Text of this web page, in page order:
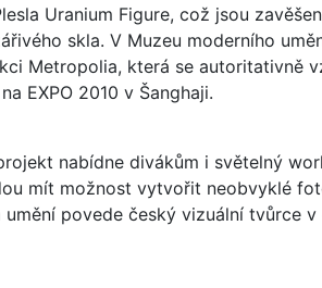
Uranium Figure, což jsou
skla. V Muzeu moderního
Metropolia, která se autoritativně
EXPO 2010 v Šanghaji.
nabídne divákům i světelný
mít možnost vytvořit neobvyklé
povede český vizuální tvůrce